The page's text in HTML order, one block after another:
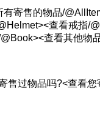
寄售的物品/
查看戒指/
查看其他物
售过物品吗?<查看您